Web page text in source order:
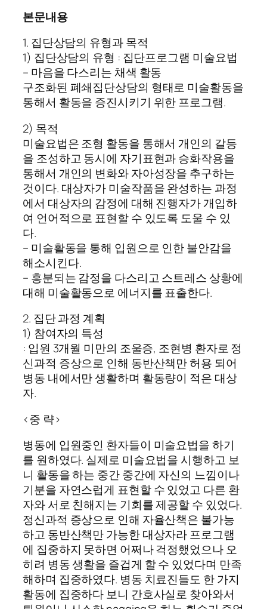
본문내용
1. 집단상담의 유형과 목적
1) 집단상담의 유형 : 집단프로그램 미술요법
– 마음을 다스리는 채색 활동
구조화된 폐쇄집단상담의 형태로 미술활동을
통해서 활동을 증진시키기 위한 프로그램.
2) 목적
미술요법은 조형 활동을 통해서 개인의 갈등
을 조성하고 동시에 자기표현과 승화작용을
통해서 개인의 변화와 자아성장을 추구하는
것이다. 대상자가 미술작품을 완성하는 과정
에서 대상자의 감정에 대해 진행자가 개입하
여 언어적으로 표현할 수 있도록 도울 수 있
다.
– 미술활동을 통해 입원으로 인한 불안감을
해소시킨다.
– 흥분되는 감정을 다스리고 스트레스 상황에
대해 미술활동으로 에너지를 표출한다.
2. 집단 과정 계획
1) 참여자의 특성
: 입원 3개월 미만의 조울증, 조현병 환자로 정
신과적 증상으로 인해 동반산책만 허용 되어
병동 내에서만 생활하며 활동량이 적은 대상
자.
<중 략>
병동에 입원중인 환자들이 미술요법을 하기
를 원하였다. 실제로 미술요법을 시행하고 보
니 활동을 하는 중간 중간에 자신의 느낌이나
기분을 자연스럽게 표현할 수 있었고 다른 환
자와 서로 친해지는 기회를 제공할 수 있었다.
정신과적 증상으로 인해 자율산책은 불가능
하고 동반산책만 가능한 대상자라 프로그램
에 집중하지 못하면 어쩌나 걱정했었으나 오
히려 병동 생활을 즐겁게 할 수 있었다며 만족
해하며 집중하였다. 병동 치료진들도 한 가지
활동에 집중하다 보니 간호사실로 찾아와서